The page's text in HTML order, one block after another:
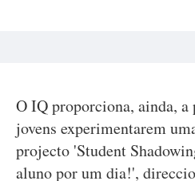
O IQ proporciona, ainda, a
jovens experimentarem
projecto 'Student
aluno por um dia!',